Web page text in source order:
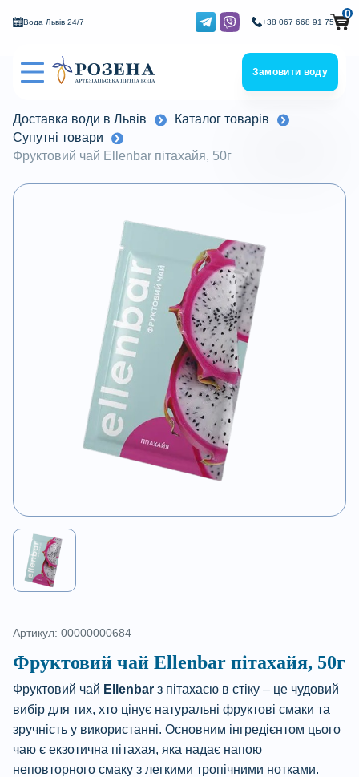
Вода Львів 24/7 +38 067 668 91 75
0
Замовити воду
Доставка води в Львів
Каталог товарів
Супутні товари
Фруктовий чай Ellenbar пітахайя, 50г
Артикул: 00000000684
Фруктовий чай Ellenbar пітахайя, 50г
Фруктовий чай Ellenbar з пітахаєю в стіку – це чудовий
вибір для тих, хто цінує натуральні фруктові смаки та
зручність у використанні. Основним інгредієнтом цього
чаю є екзотична пітахая, яка надає напою
неповторного смаку з легкими тропічними нотками.